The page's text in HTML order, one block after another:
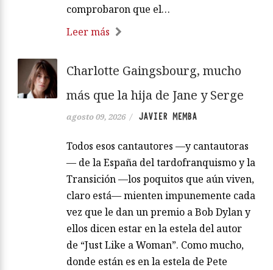
comprobaron que el…
Leer más
Charlotte Gaingsbourg, mucho
más que la hija de Jane y Serge
agosto 09, 2026 / JAVIER MEMBA
Todos esos cantautores —y cantautoras
— de la España del tardofranquismo y la
Transición —los poquitos que aún viven,
claro está— mienten impunemente cada
vez que le dan un premio a Bob Dylan y
ellos dicen estar en la estela del autor
de “Just Like a Woman”. Como mucho,
donde están es en la estela de Pete